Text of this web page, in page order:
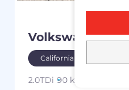
Volkswagen
California
2.0TDi 90 kW